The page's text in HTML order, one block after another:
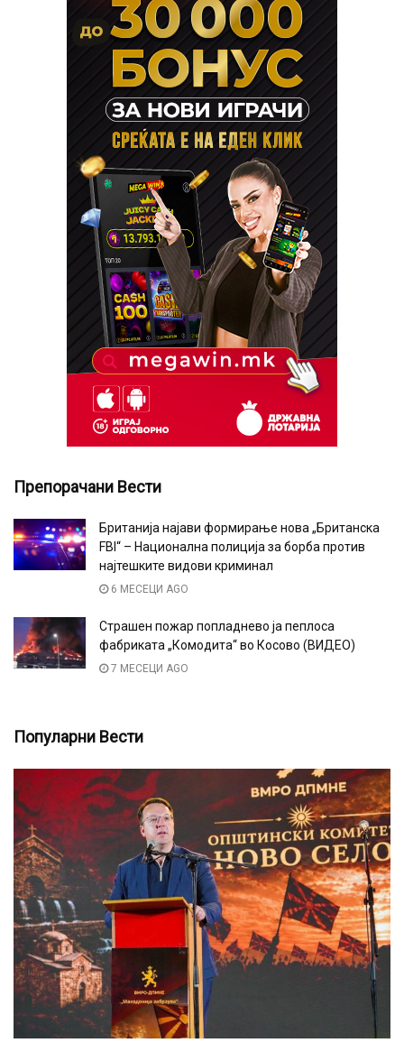
Препорачани Вести
Британија најави формирање нова „Британска
FBI“ – Национална полиција за борба против
најтешките видови криминал
6 МЕСЕЦИ AGO
Страшен пожар попладнево ја пеплоса
фабриката „Комодита“ во Косово (ВИДЕО)
7 МЕСЕЦИ AGO
Популарни Вести